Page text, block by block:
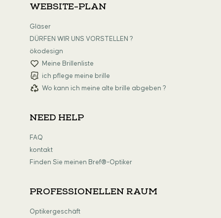
WEBSITE-PLAN
Gläser
DÜRFEN WIR UNS VORSTELLEN ?
ökodesign
Meine Brillenliste
ich pflege meine brille
Wo kann ich meine alte brille abgeben ?
NEED HELP
FAQ
kontakt
Finden Sie meinen Bref®-Optiker
PROFESSIONELLEN RAUM
Optikergeschäft